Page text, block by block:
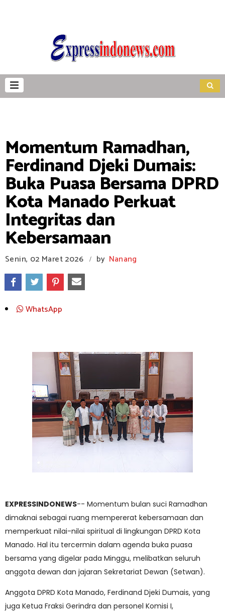
Momentum Ramadhan,
Ferdinand Djeki Dumais:
Buka Puasa Bersama DPRD
Kota Manado Perkuat
Integritas dan
Kebersamaan
Senin, 02 Maret 2026 / by Nanang
WhatsApp
EXPRESSINDONEWS-- Momentum bulan suci Ramadhan
dimaknai sebagai ruang mempererat kebersamaan dan
memperkuat nilai-nilai spiritual di lingkungan DPRD Kota
Manado. Hal itu tercermin dalam agenda buka puasa
bersama yang digelar pada Minggu, melibatkan seluruh
anggota dewan dan jajaran Sekretariat Dewan (Setwan).
Anggota DPRD Kota Manado, Ferdinand Djeki Dumais, yang
juga Ketua Fraksi Gerindra dan personel Komisi I,